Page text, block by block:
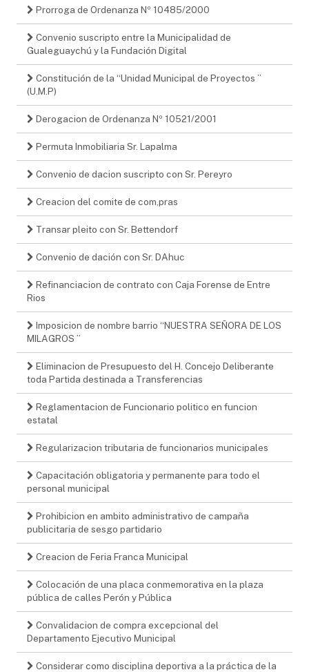
Prorroga de Ordenanza Nº 10485/2000
Convenio suscripto entre la Municipalidad de
Gualeguaychú y la Fundación Digital
Constitución de la “Unidad Municipal de Proyectos ”
(U.M.P)
Derogacion de Ordenanza Nº 10521/2001
Permuta Inmobiliaria Sr. Lapalma
Convenio de dacion suscripto con Sr. Pereyro
Creacion del comite de com,pras
Transar pleito con Sr. Bettendorf
Convenio de dación con Sr. DAhuc
Refinanciacion de contrato con Caja Forense de Entre
Rios
Imposicion de nombre barrio “NUESTRA SEÑORA DE LOS
MILAGROS ”
Eliminacion de Presupuesto del H. Concejo Deliberante
toda Partida destinada a Transferencias
Reglamentacion de Funcionario politico en funcion
estatal
Regularizacion tributaria de funcionarios municipales
Capacitación obligatoria y permanente para todo el
personal municipal
Prohibicion en ambito administrativo de campaña
publicitaria de sesgo partidario
Creacion de Feria Franca Municipal
Colocación de una placa conmemorativa en la plaza
pública de calles Perón y Pública
Convalidacion de compra excepcional del
Departamento Ejecutivo Municipal
Considerar como disciplina deportiva a la práctica de la